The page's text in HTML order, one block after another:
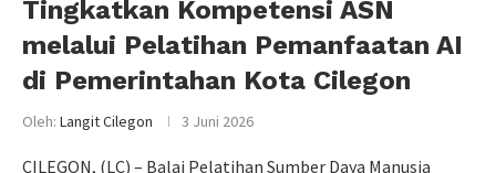
Tingkatkan Kompetensi ASN
melalui Pelatihan Pemanfaatan AI
di Pemerintahan Kota Cilegon
Oleh: Langit Cilegon 3 Juni 2026
CILEGON, (LC) – Balai Pelatihan Sumber Daya Manusia